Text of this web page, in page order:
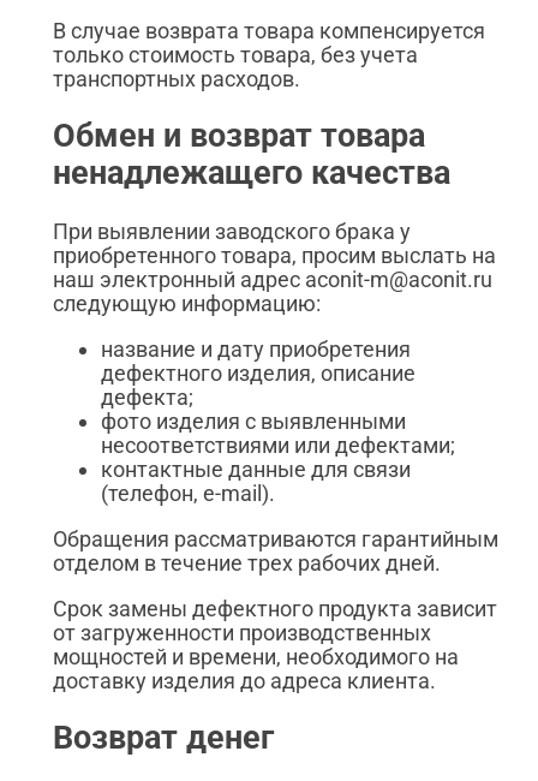
В случае возврата товара компенсируется
только стоимость товара, без учета
транспортных расходов.
Обмен и возврат товара
ненадлежащего качества
При выявлении заводского брака у
приобретенного товара, просим выслать на
наш электронный адрес aconit-m@aconit.ru
следующую информацию:
название и дату приобретения
дефектного изделия, описание
дефекта;
фото изделия с выявленными
несоответствиями или дефектами;
контактные данные для связи
(телефон, e-mail).
Обращения рассматриваются гарантийным
отделом в течение трех рабочих дней.
Срок замены дефектного продукта зависит
от загруженности производственных
мощностей и времени, необходимого на
доставку изделия до адреса клиента.
Возврат денег